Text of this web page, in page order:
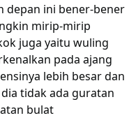
depan ini bener-bener
mirip-mirip
juga yaitu wuling
pada ajang
lebih besar dan
tidak ada guratan
bulat